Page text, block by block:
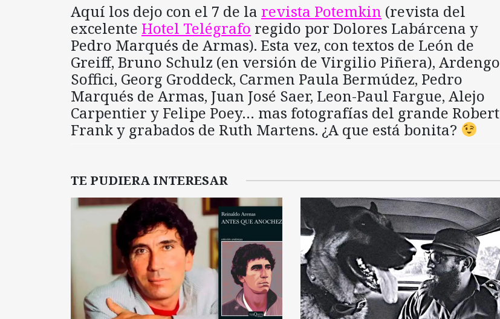
Aquí los dejo con el 7 de la revista Potemkin (revista del
excelente Hotel Telégrafo regido por Dolores Labárcena y
Pedro Marqués de Armas). Esta vez, con textos de León de
Greiff, Bruno Schulz (en versión de Virgilio Piñera), Ardengo
Soffici, Georg Groddeck, Carmen Paula Bermúdez, Pedro
Marqués de Armas, Juan José Saer, Leon-Paul Fargue, Alejo
Carpentier y Felipe Poey… mas fotografías del grande Robert
Frank y grabados de Ruth Martens. ¿A que está bonita?
TE PUDIERA INTERESAR